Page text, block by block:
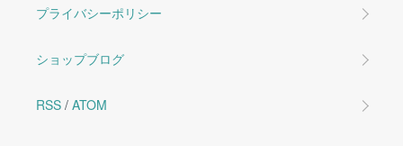
プライバシーポリシー
ショップブログ
RSS / ATOM